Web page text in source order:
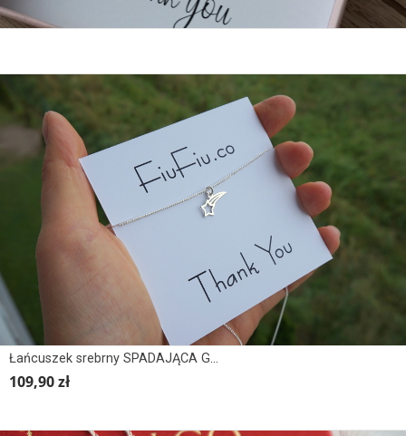
Łańcuszek srebrny SPADAJĄCA GWIAZDKA
109,90 zł